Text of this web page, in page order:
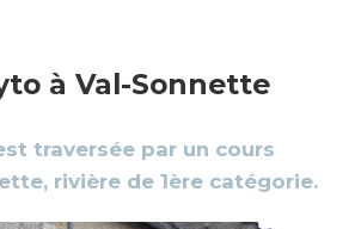
à Val-Sonnette
traversée par un cours
rivière de 1ère catégorie.